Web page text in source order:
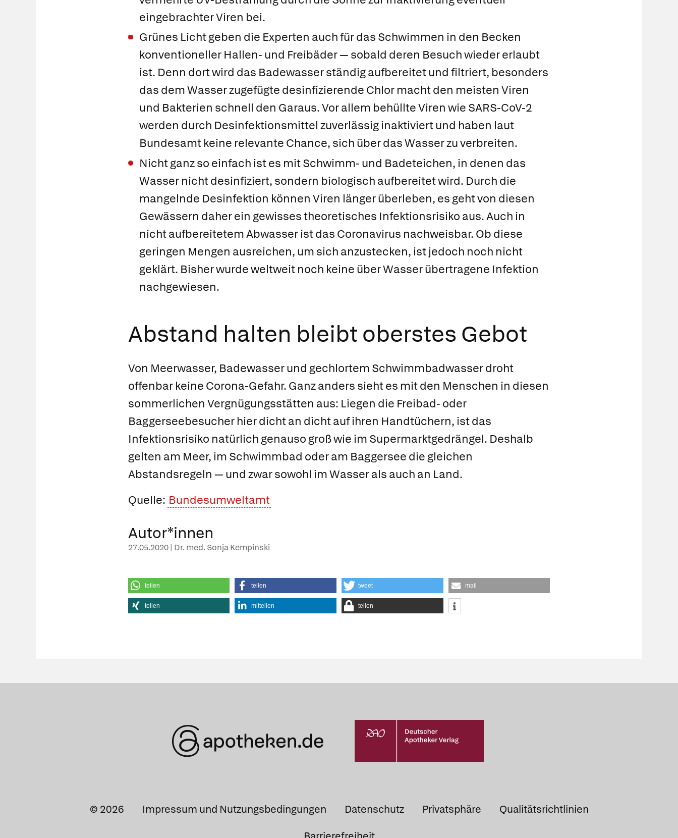
eingebrachter Viren bei.
Grünes Licht geben die Experten auch für das Schwimmen in den Becken
konventioneller Hallen- und Freibäder — sobald deren Besuch wieder erlaubt
ist. Denn dort wird das Badewasser ständig aufbereitet und filtriert, besonders
das dem Wasser zugefügte desinfizierende Chlor macht den meisten Viren
und Bakterien schnell den Garaus. Vor allem behüllte Viren wie SARS-CoV-2
werden durch Desinfektionsmittel zuverlässig inaktiviert und haben laut
Bundesamt keine relevante Chance, sich über das Wasser zu verbreiten.
Nicht ganz so einfach ist es mit Schwimm- und Badeteichen, in denen das
Wasser nicht desinfiziert, sondern biologisch aufbereitet wird. Durch die
mangelnde Desinfektion können Viren länger überleben, es geht von diesen
Gewässern daher ein gewisses theoretisches Infektionsrisiko aus. Auch in
nicht aufbereitetem Abwasser ist das Coronavirus nachweisbar. Ob diese
geringen Mengen ausreichen, um sich anzustecken, ist jedoch noch nicht
geklärt. Bisher wurde weltweit noch keine über Wasser übertragene Infektion
nachgewiesen.
Abstand halten bleibt oberstes Gebot
Von Meerwasser, Badewasser und gechlortem Schwimmbadwasser droht
offenbar keine Corona-Gefahr. Ganz anders sieht es mit den Menschen in diesen
sommerlichen Vergnügungsstätten aus: Liegen die Freibad- oder
Baggerseebesucher hier dicht an dicht auf ihren Handtüchern, ist das
Infektionsrisiko natürlich genauso groß wie im Supermarktgedrängel. Deshalb
gelten am Meer, im Schwimmbad oder am Baggersee die gleichen
Abstandsregeln — und zwar sowohl im Wasser als auch an Land.
Quelle: Bundesumweltamt
Autor*innen
27.05.2020 | Dr. med. Sonja Kempinski
teilen teilen tweet mail
teilen mitteilen teilen
© 2026 Impressum und Nutzungsbedingungen Datenschutz Privatsphäre Qualitätsrichtlinien